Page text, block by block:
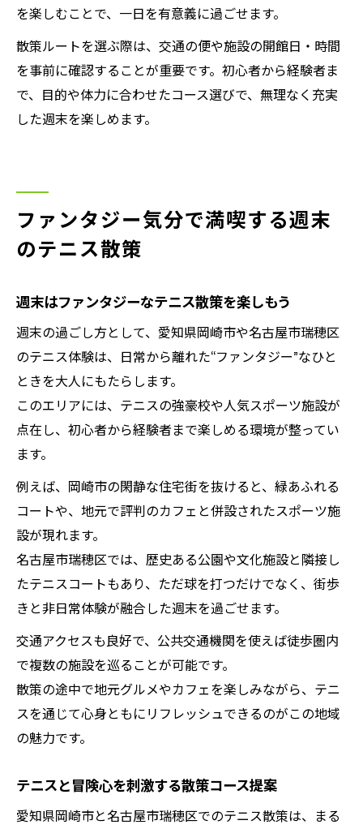
を楽しむことで、一日を有意義に過ごせます。
散策ルートを選ぶ際は、交通の便や施設の開館日・時間
を事前に確認することが重要です。初心者から経験者ま
で、目的や体力に合わせたコース選びで、無理なく充実
した週末を楽しめます。
ファンタジー気分で満喫する週末
のテニス散策
週末はファンタジーなテニス散策を楽しもう
週末の過ごし方として、愛知県岡崎市や名古屋市瑞穂区
のテニス体験は、日常から離れた“ファンタジー”なひと
ときを大人にもたらします。
このエリアには、テニスの強豪校や人気スポーツ施設が
点在し、初心者から経験者まで楽しめる環境が整ってい
ます。
例えば、岡崎市の閑静な住宅街を抜けると、緑あふれる
コートや、地元で評判のカフェと併設されたスポーツ施
設が現れます。
名古屋市瑞穂区では、歴史ある公園や文化施設と隣接し
たテニスコートもあり、ただ球を打つだけでなく、街歩
きと非日常体験が融合した週末を過ごせます。
交通アクセスも良好で、公共交通機関を使えば徒歩圏内
で複数の施設を巡ることが可能です。
散策の途中で地元グルメやカフェを楽しみながら、テニ
スを通じて心身ともにリフレッシュできるのがこの地域
の魅力です。
テニスと冒険心を刺激する散策コース提案
愛知県岡崎市と名古屋市瑞穂区でのテニス散策は、まる